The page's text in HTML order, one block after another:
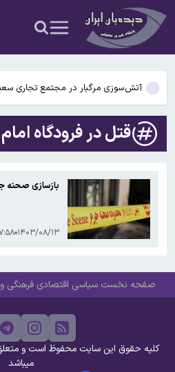
عکس و فیلم
یافته جدید: سرعت گرمایش جهانی در یک
شده است
جزئیات جدید افزایش سنوات
چه افرادی معاف هستند؟
آتش‌سوزی مرگبار در مجتمع تجاری
دانشمندان راز آبشار خونین جنوبگان
یافته جدید: سرعت گرمایش جهانی در یک
شده است
جزئیات جدید افزایش سنوات
چه افرادی معاف هستند؟
قتل در فرودگاه امام
بازسازی صحنه
۱۴۰۳/۰۸/۱۳
صفحه نخست سیاسی اقتصادی فرهنگی
کلیه حقوق این سایت محفوظ است و
میباشد